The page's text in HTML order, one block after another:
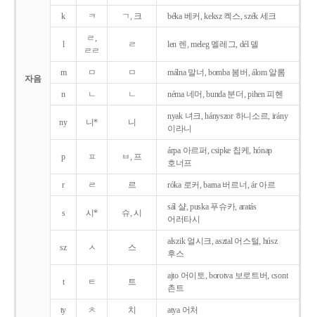
자음
k ㅋ ㄱ, 크 béka 베커, keksz 켁스, szék 세크
l
ㄹ,
ㄹㄹ
ㄹ len 렌, meleg 멜레그, dél 델
m ㅁ ㅁ málna 말너, bomba 봄버, álom 알롬
n ㄴ ㄴ néma 네머, bunda 분더, pihen 피헨
ny 니* 니
nyak 녀크, hányszor 하니소르, irány
이라니
p ㅍ ㅂ, 프
árpa 아르퍼, csipke 칩케, hónap
호너프
r ㄹ 르 róka 로커, barna 버르너, ár 아르
s 시* 슈, 시
sál 샬, puska 푸슈카, aratás
어러타시
sz ㅅ 스
alszik 얼시크, asztal 어스털, húsz
후스
t ㅌ 트
ajto 어이토, borotva 보로트버, csont
촌트
ty ㅊ 치 atya 어처